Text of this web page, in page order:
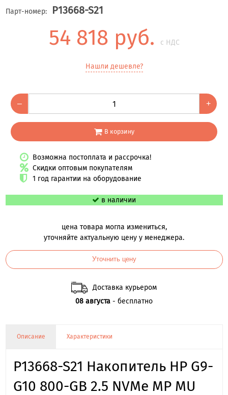
Парт-номер: P13668-S21
54 818 руб. с НДС
Нашли дешевле?
– +
В корзину
Возможна постоплата и рассрочка!
Скидки оптовым покупателям
1 год гарантии на оборудование
в наличии
цена товара могла измениться,
уточняйте актуальную цену у менеджера.
Уточнить цену
Доставка курьером
08 августа - бесплатно
Описание Характеристики
P13668-S21 Накопитель HP G9-
G10 800-GB 2.5 NVMe MP MU